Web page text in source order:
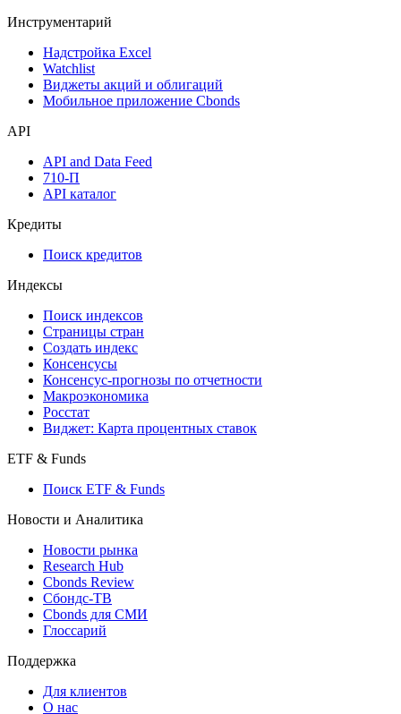
Инструментарий
Надстройка Excel
Watchlist
Виджеты акций и облигаций
Мобильное приложение Cbonds
API
API and Data Feed
710-П
API каталог
Кредиты
Поиск кредитов
Индексы
Поиск индексов
Страницы стран
Создать индекс
Консенсусы
Консенсус-прогнозы по отчетности
Макроэкономика
Росстат
Виджет: Карта процентных ставок
ETF & Funds
Поиск ETF & Funds
Новости и Аналитика
Новости рынка
Research Hub
Cbonds Review
Сбондс-ТВ
Cbonds для СМИ
Глоссарий
Поддержка
Для клиентов
О нас